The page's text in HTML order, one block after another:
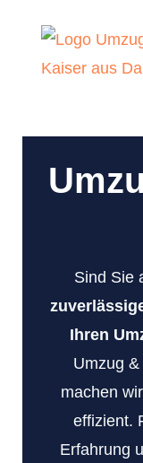
Sind Sie
Ihren
Umzug
machen
effizient.
Erfahrung